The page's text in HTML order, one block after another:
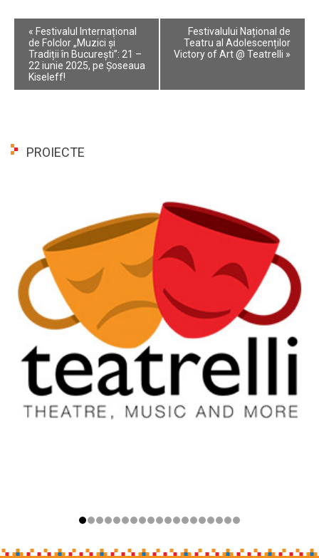
Event
Navigation
« Festivalul Internațional
de Folclor „Muzici și
Tradiții în București”: 21 –
22 iunie 2025, pe Șoseaua
Kiseleff!
Festivalului Național de
Teatru al Adolescenților
Victory of Art @ Teatrelli »
PROIECTE